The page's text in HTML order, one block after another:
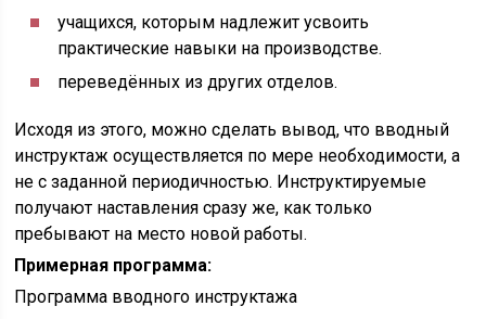
учащихся, которым надлежит усвоить
практические навыки на производстве.
переведённых из других отделов.
Исходя из этого, можно сделать вывод, что вводный
инструктаж осуществляется по мере необходимости, а
не с заданной периодичностью. Инструктируемые
получают наставления сразу же, как только
пребывают на место новой работы.
Примерная программа:
Программа вводного инструктажа